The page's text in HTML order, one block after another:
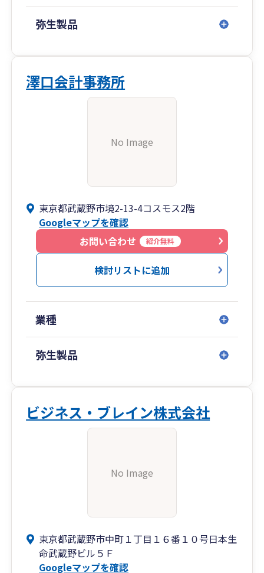
弥生製品
澤口会計事務所
No Image
東京都武蔵野市境2-13-4コスモス2階
Googleマップを確認
お問い合わせ
紹介無料
検討リストに追加
業種
弥生製品
ビジネス・ブレイン株式会社
No Image
東京都武蔵野市中町１丁目１６番１０号日本生
命武蔵野ビル５Ｆ
Googleマップを確認